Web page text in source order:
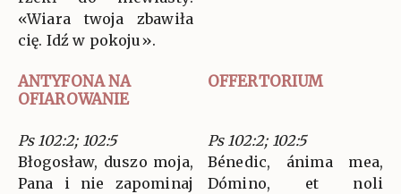
«Wiara twoja zbawiła
cię. Idź w pokoju».
ANTYFONA NA
OFIAROWANIE
OFFERTORIUM
Ps 102:2; 102:5
Błogosław, duszo moja,
Pana i nie zapominaj
Ps 102:2; 102:5
Bénedic, ánima mea,
Dómino, et noli